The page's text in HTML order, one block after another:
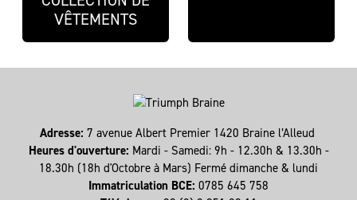
VÊTEMENTS
Adresse: 7 avenue Albert Premier 1420 Braine l’Alleud
Heures d'ouverture: Mardi - Samedi: 9h - 12.30h & 13.30h -
18.30h (18h d'Octobre à Mars) Fermé dimanche & lundi
Immatriculation BCE: 0785 645 758